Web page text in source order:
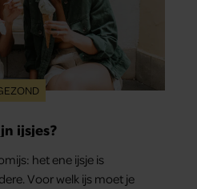
ijsjes?
het ene ijsje is
Voor welk ijs moet je